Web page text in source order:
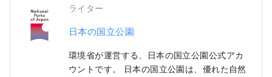
ライター
日本の国立公園
環境省が運営する、日本の国立公園公式アカ
ウントです。 日本の国立公園は、優れた自然